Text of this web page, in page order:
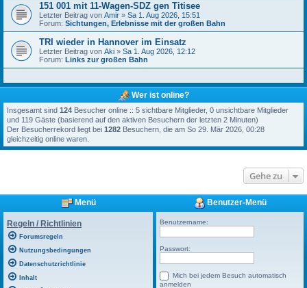
151 001 mit 11-Wagen-SDZ gen Titisee
Letzter Beitrag von Amir » Sa 1. Aug 2026, 15:51
Forum: Sichtungen, Erlebnisse mit der großen Bahn
TRI wieder in Hannover im Einsatz
Letzter Beitrag von Aki » Sa 1. Aug 2026, 12:12
Forum: Links zur großen Bahn
Wer ist online?
Insgesamt sind 124 Besucher online :: 5 sichtbare Mitglieder, 0 unsichtbare Mitglieder
und 119 Gäste (basierend auf den aktiven Besuchern der letzten 2 Minuten)
Der Besucherrekord liegt bei 1282 Besuchern, die am So 29. Mär 2026, 00:28
gleichzeitig online waren.
Gehe zu
Menü
Regeln / Richtlinien
Forumsregeln
Nutzungsbedingungen
Datenschutzrichtlinie
Inhalt
Benutzer-Menü
Benutzername:
Passwort:
Mich bei jedem Besuch automatisch
anmelden